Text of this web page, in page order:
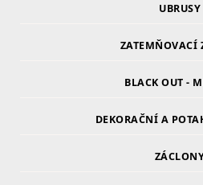
UBRUSY
ZATEMŇOVACÍ
BLACK OUT -
DEKORAČNÍ A